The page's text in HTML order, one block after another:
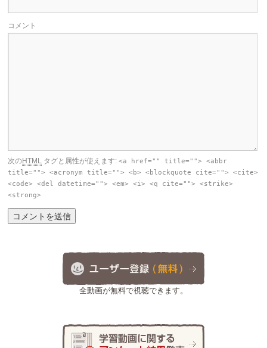
コメント
次のHTML タグと属性が使えます:<a href="" title=""> <abbr
title=""> <acronym title=""> <b> <blockquote cite=""> <cite>
<code> <del datetime=""> <em> <i> <q cite=""> <strike>
<strong>
全動画が無料で視聴できます。